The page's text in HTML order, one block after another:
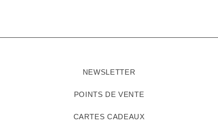
NEWSLETTER
POINTS DE VENTE
CARTES CADEAUX